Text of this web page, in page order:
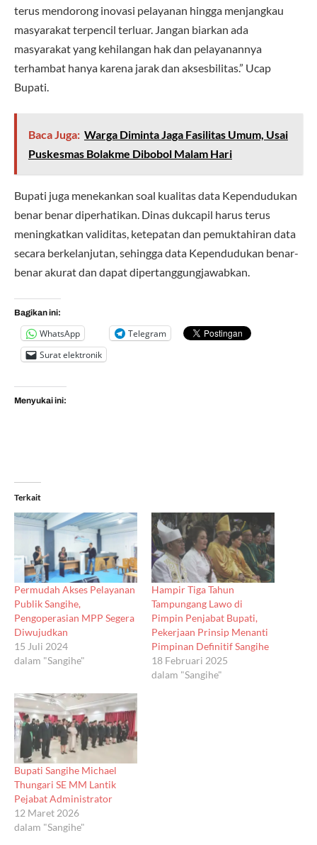
terus mendorong inovasi pelayanan hingga menjangkau
masyarakat terpencil terluar. Jangan biarkan ada
masyarakat yang kehilangan hak dan pelayanannya
terhambat hanya karena jarak dan aksesbilitas.” Ucap
Bupati.
Baca Juga: Warga Diminta Jaga Fasilitas Umum, Usai
Puskesmas Bolakme Dibobol Malam Hari
Bupati juga menekankan soal kualitas data Kependudukan
benar benar diperhatikan. Dinas dukcapil harus terus
meningkatkan validitas, ketepatan dan pemuktahiran data
secara berkelanjutan, sehingga data Kependudukan benar-
benar akurat dan dapat dipertanggungjawabkan.
Bagikan ini:
WhatsApp
Telegram
Surat elektronik
Menyukai ini:
Terkait
Permudah Akses Pelayanan
Publik Sangihe,
Pengoperasian MPP Segera
Diwujudkan
15 Juli 2024
dalam "Sangihe"
Hampir Tiga Tahun
Tampungang Lawo di
Pimpin Penjabat Bupati,
Pekerjaan Prinsip Menanti
Pimpinan Definitif Sangihe
18 Februari 2025
dalam "Sangihe"
Bupati Sangihe Michael
Thungari SE MM Lantik
Pejabat Administrator
12 Maret 2026
dalam "Sangihe"